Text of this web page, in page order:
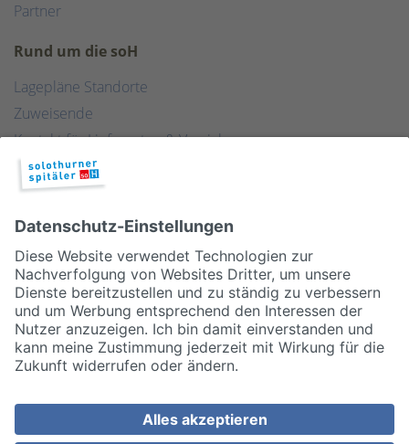
Partner
Rund um die soH
Lagepläne Standorte
Zuweisende
Kontakt für Lieferanten & Versicherungen
Zentralwäscherei
HEBSORG
Spital Club